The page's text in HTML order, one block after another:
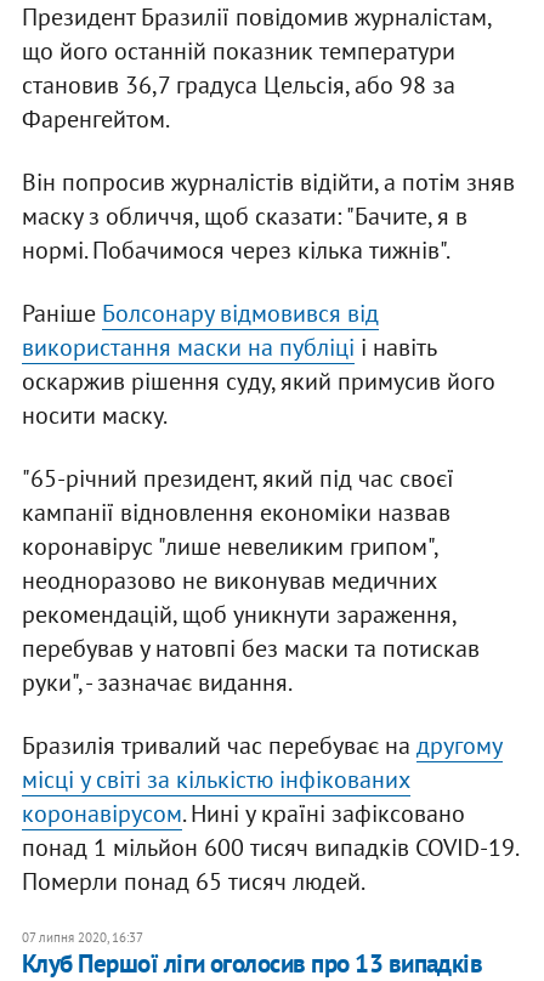
Президент Бразилії повідомив журналістам,
що його останній показник температури
становив 36,7 градуса Цельсія, або 98 за
Фаренгейтом.
Він попросив журналістів відійти, а потім зняв
маску з обличчя, щоб сказати: "Бачите, я в
нормі. Побачимося через кілька тижнів".
Раніше Болсонару відмовився від
використання маски на публіці і навіть
оскаржив рішення суду, який примусив його
носити маску.
"65-річний президент, який під час своєї
кампанії відновлення економіки назвав
коронавірус "лише невеликим грипом",
неодноразово не виконував медичних
рекомендацій, щоб уникнути зараження,
перебував у натовпі без маски та потискав
руки", - зазначає видання.
Бразилія тривалий час перебуває на другому
місці у світі за кількістю інфікованих
коронавірусом. Нині у країні зафіксовано
понад 1 мільйон 600 тисяч випадків COVID-19.
Померли понад 65 тисяч людей.
07 липня 2020, 16:37
Клуб Першої ліги оголосив про 13 випадків